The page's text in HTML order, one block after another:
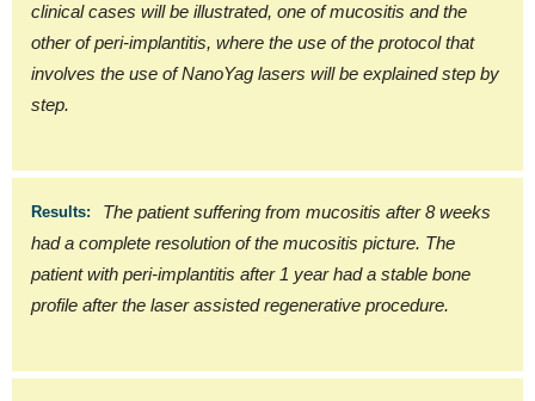
clinical cases will be illustrated, one of mucositis and the
other of peri-implantitis, where the use of the protocol that
involves the use of NanoYag lasers will be explained step by
step.
Results:
The patient suffering from mucositis after 8 weeks
had a complete resolution of the mucositis picture. The
patient with peri-implantitis after 1 year had a stable bone
profile after the laser assisted regenerative procedure.